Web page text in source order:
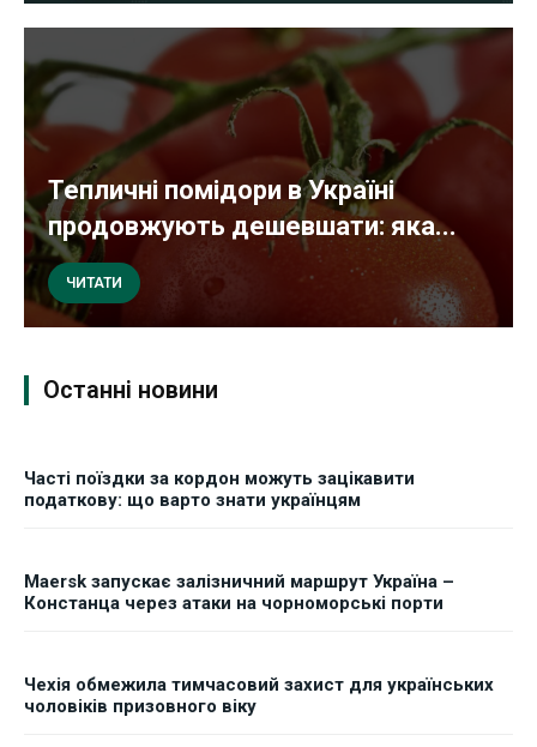
Тепличні помідори в Україні
продовжують дешевшати: яка...
ЧИТАТИ
Останні новини
Часті поїздки за кордон можуть зацікавити
податкову: що варто знати українцям
Maersk запускає залізничний маршрут Україна –
Констанца через атаки на чорноморські порти
Чехія обмежила тимчасовий захист для українських
чоловіків призовного віку